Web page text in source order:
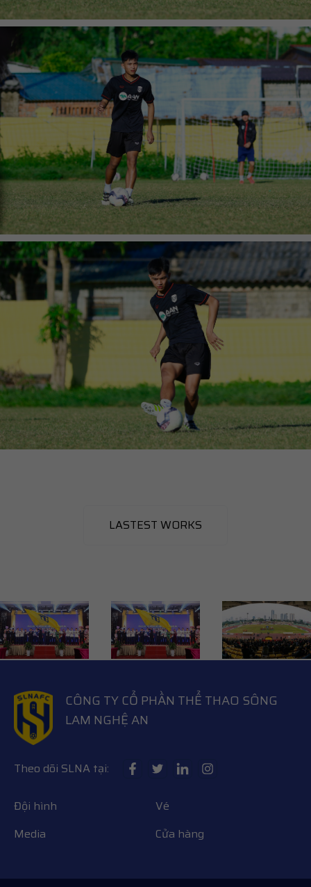
LASTEST WORKS
CÔNG TY CỔ PHẦN THỂ THAO SÔNG
LAM NGHỆ AN
Theo dõi SLNA tại:
Đội hình
Vé
Media
Cửa hàng